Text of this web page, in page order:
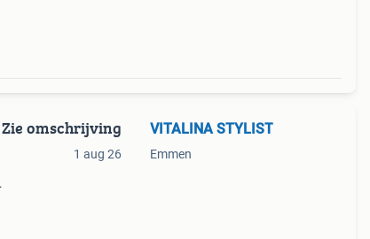
Zie omschrijving
1 aug 26
VITALINA STYLIST
Emmen